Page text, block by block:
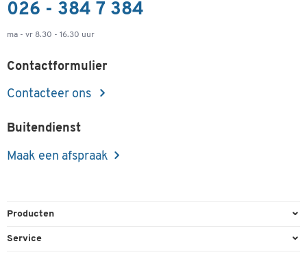
026 - 384 7 384
ma - vr 8.30 - 16.30 uur
Contactformulier
Contacteer ons
Buitendienst
Maak een afspraak
Producten
Kantoorbenodigdheden
Service